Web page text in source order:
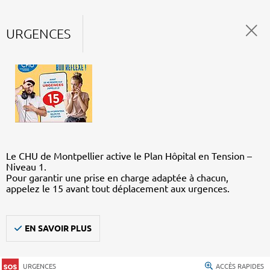
URGENCES
Le CHU de Montpellier active le Plan Hôpital en Tension –
Niveau 1.
Pour garantir une prise en charge adaptée à chacun,
appelez le 15 avant tout déplacement aux urgences.
EN SAVOIR PLUS
URGENCES ACCÈS RAPIDES